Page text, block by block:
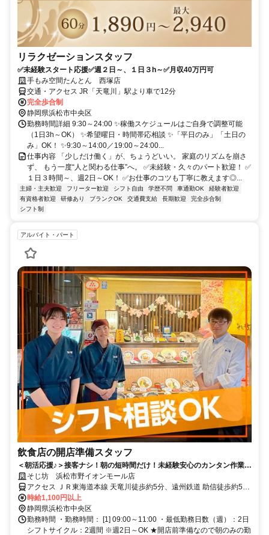
リラクゼーションスタッフ
✅未経験スタート応援✅週２日～、１日３h～✅月収40万円可
手もみ空間たんとん 西塚店
交通・アクセス JR「天竜川」駅より車で12分
完全歩合制
静岡県浜松市中央区
勤務時間詳細 9:30～24:00 ✨稼働スケジュールはご自身で調整可能
（1日3h～OK） ✨希望曜日・時間帯応相談 ✨「平日のみ」「土日の
み」OK！ ✨9:30～14:00／19:00～24:00...
仕事内容 「少しだけ働く」が、ちょうどいい。 家庭のリズムを崩さ
ず、 もう一度“人と関わる仕事”へ。 ✅未経験・久々のパート歓迎！ ✅
１日３時間～、週2日～OK！ ✅お仕事のコツも丁寧に教えます◎...
主婦・主夫歓迎 フリーター歓迎 シフト自由 学歴不問 車通勤OK
経験者歓迎
有資格者歓迎
研修あり ブランクOK 交通費支給 長期歓迎
完全歩合制
シフト制
アルバイト・パート
飲食店の開店準備スタッフ
＜朝活応援♪＞接客ナシ！朝の短時間だけ！未経験安心のカンタン作業◎
初バイトの学生さんやシニア活躍中！
そじ坊 浜松市野イオンモール店
アクセス ＪＲ東海道本線 天竜川徒歩約5分、遠州鉄道 助信徒歩約59
分、遠州鉄道 曳馬出入口2徒歩約59分
時給1,100円以上
静岡県浜松市中央区
勤務時間 ・勤務時間： [1] 09:00～11:00 ・最低勤務日数（週）：2日
シフトサイクル：2週間 ※週2日～OK ★開店前準備なので朝のみの勤